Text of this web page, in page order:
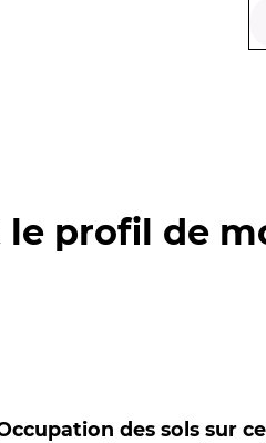
le profil de
des sols sur